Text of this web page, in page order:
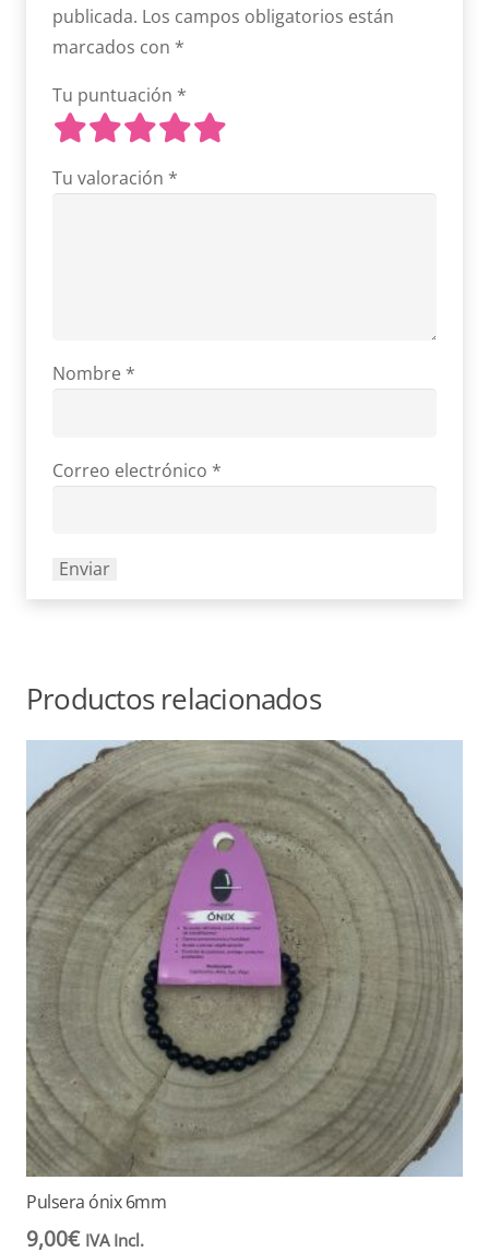
publicada. Los campos obligatorios están
marcados con *
Tu puntuación *
Tu valoración *
Nombre *
Correo electrónico *
Productos relacionados
Pulsera ónix 6mm
9,00€ IVA Incl.